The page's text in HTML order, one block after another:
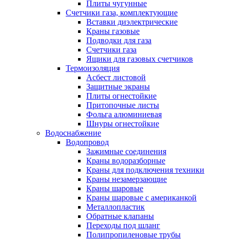
Плиты чугунные
Счетчики газа, комплектующие
Вставки диэлектрические
Краны газовые
Подводки для газа
Счетчики газа
Ящики для газовых счетчиков
Термоизоляция
Асбест листовой
Защитные экраны
Плиты огнестойкие
Притопочные листы
Фольга алюминиевая
Шнуры огнестойкие
Водоснабжение
Водопровод
Зажимные соединения
Краны водоразборные
Краны для подключения техники
Краны незамерзающие
Краны шаровые
Краны шаровые с американкой
Металлопластик
Обратные клапаны
Переходы под шланг
Полипропиленовые трубы